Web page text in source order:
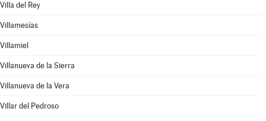
Villa del Rey
Villamesías
Villamiel
Villanueva de la Sierra
Villanueva de la Vera
Villar del Pedroso